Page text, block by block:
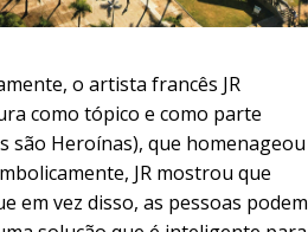
o artista francês JR
como tópico e como parte
são Heroínas), que homenageou
JR mostrou que
em vez disso, as pessoas podem